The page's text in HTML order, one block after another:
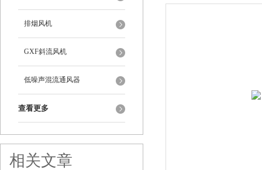
排烟风机
GXF斜流风机
低噪声混流通风器
查看更多
相关文章